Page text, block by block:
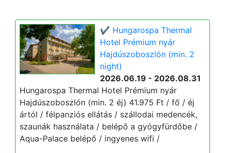
✔️ Hungarospa Thermal
Hotel Prémium nyár
Hajdúszoboszlón (min. 2
night)
2026.06.19 - 2026.08.31
Hungarospa Thermal Hotel Prémium nyár
Hajdúszoboszlón (min. 2 éj) 41.975 Ft / fő / éj
ártól / félpanziós ellátás / szállodai medencék,
szaunák használata / belépő a gyógyfürdőbe /
Aqua-Palace belépő / ingyenes wifi /